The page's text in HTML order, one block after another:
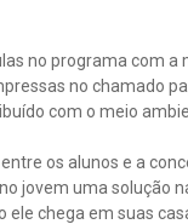
no programa com
no chamado
com o meio
os alunos e a
jovem uma solução
chega em suas